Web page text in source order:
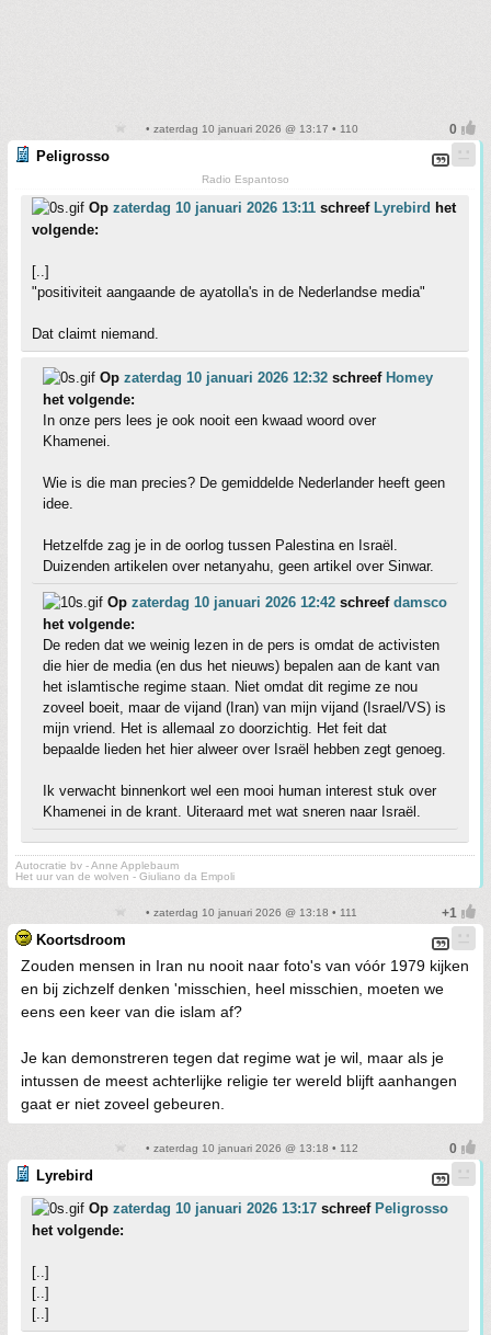
• zaterdag 10 januari 2026 @ 13:17 • 110
Peligrosso
Radio Espantoso
Op zaterdag 10 januari 2026 13:11 schreef Lyrebird het
volgende:
[..]
"positiviteit aangaande de ayatolla's in de Nederlandse media"
Dat claimt niemand.
Op zaterdag 10 januari 2026 12:32 schreef Homey
het volgende:
In onze pers lees je ook nooit een kwaad woord over
Khamenei.
Wie is die man precies? De gemiddelde Nederlander heeft geen
idee.
Hetzelfde zag je in de oorlog tussen Palestina en Israël.
Duizenden artikelen over netanyahu, geen artikel over Sinwar.
Op zaterdag 10 januari 2026 12:42 schreef damsco
het volgende:
De reden dat we weinig lezen in de pers is omdat de activisten
die hier de media (en dus het nieuws) bepalen aan de kant van
het islamtische regime staan. Niet omdat dit regime ze nou
zoveel boeit, maar de vijand (Iran) van mijn vijand (Israel/VS) is
mijn vriend. Het is allemaal zo doorzichtig. Het feit dat
bepaalde lieden het hier alweer over Israël hebben zegt genoeg.
Ik verwacht binnenkort wel een mooi human interest stuk over
Khamenei in de krant. Uiteraard met wat sneren naar Israël.
Autocratie bv - Anne Applebaum
Het uur van de wolven - Giuliano da Empoli
• zaterdag 10 januari 2026 @ 13:18 • 111
Koortsdroom
Zouden mensen in Iran nu nooit naar foto's van vóór 1979 kijken
en bij zichzelf denken 'misschien, heel misschien, moeten we
eens een keer van die islam af?
Je kan demonstreren tegen dat regime wat je wil, maar als je
intussen de meest achterlijke religie ter wereld blijft aanhangen
gaat er niet zoveel gebeuren.
• zaterdag 10 januari 2026 @ 13:18 • 112
Lyrebird
Op zaterdag 10 januari 2026 13:17 schreef Peligrosso
het volgende:
[..]
[..]
[..]